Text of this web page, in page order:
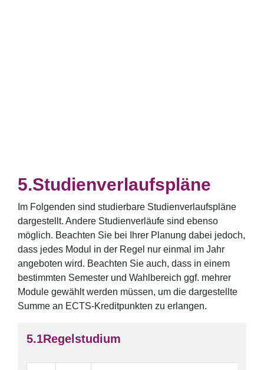
Studienverlaufspläne
Im Folgenden sind studierbare Studienverlaufspläne
dargestellt. Andere Studienverläufe sind ebenso
möglich. Beachten Sie bei Ihrer Planung dabei jedoch,
dass jedes Modul in der Regel nur einmal im Jahr
angeboten wird. Beachten Sie auch, dass in einem
bestimmten Semester und Wahlbereich ggf. mehrer
Module gewählt werden müssen, um die dargestellte
Summe an ECTS-Kreditpunkten zu erlangen.
Regelstudium